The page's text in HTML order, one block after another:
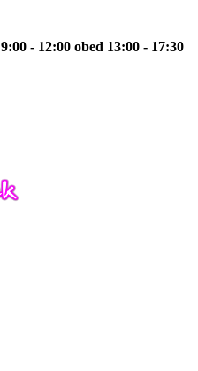
- 12:00 obed 13:00 - 17:30